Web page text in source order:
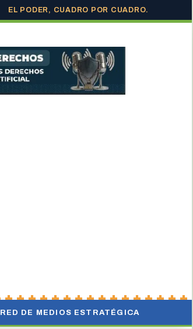
EL PODER, CUADRO POR CUADRO.
RED DE MEDIOS ESTRATÉGICA